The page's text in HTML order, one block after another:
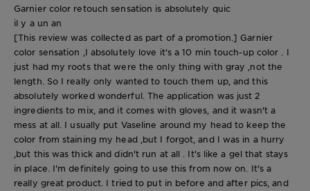
Garnier color retouch sensation is absolutely quic
il y a un an
[This review was collected as part of a promotion.] Garnier
color sensation ,I absolutely love it's a 10 min touch-up color . I
just had my roots that were the only thing with gray ,not the
length. So I really only wanted to touch them up, and this
absolutely worked wonderful. The application was just 2
ingredients to mix, and it comes with gloves, and it wasn't a
mess at all. I usually put Vaseline around my head to keep the
color from staining my head ,but I forgot, and I was in a hurry
,but this was thick and didn't run at all . It's like a gel that stays
in place. I'm definitely going to use this from now on. It's a
really great product. I tried to put in before and after pics, and